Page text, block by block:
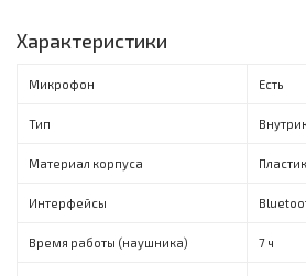
Характеристики
Микрофон Есть
Тип
Материал корпуса Пластик
Интерфейсы
Время работы (наушника) 7 ч